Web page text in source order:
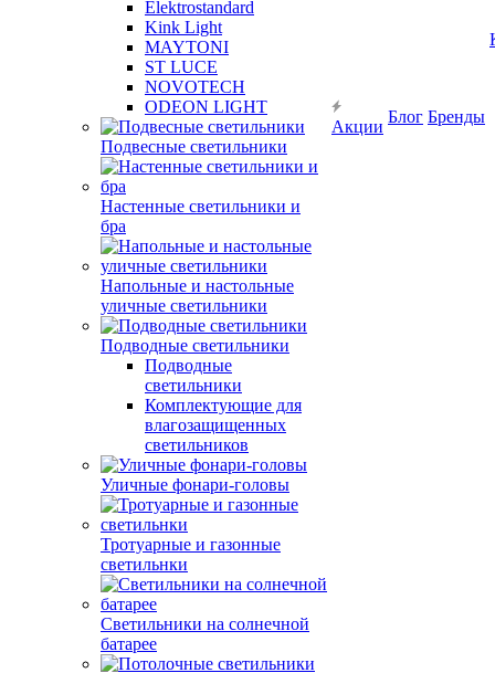
Elektrostandard
Kink Light
MAYTONI
ST LUCE
NOVOTECH
ODEON LIGHT
Подвесные светильники
Настенные светильники и
бра
Напольные и настольные
уличные светильники
Подводные светильники
Подводные
светильники
Комплектующие для
влагозащищенных
светильников
Уличные фонари-головы
Тротуарные и газонные
светильнки
Светильники на солнечной
батарее
Акции
Блог Бренды